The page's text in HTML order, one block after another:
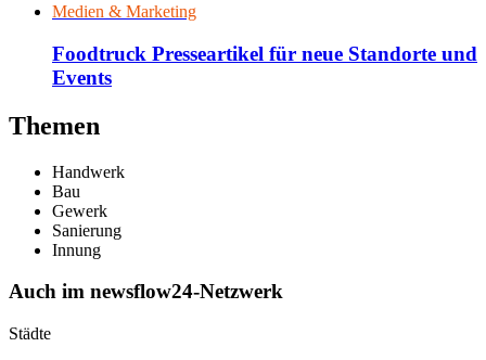
Medien & Marketing
Foodtruck Presseartikel für neue Standorte und
Events
Themen
Handwerk
Bau
Gewerk
Sanierung
Innung
Auch im newsflow24-Netzwerk
Städte